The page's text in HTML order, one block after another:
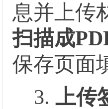
息并上传
扫描成
保存页面
3. 上传